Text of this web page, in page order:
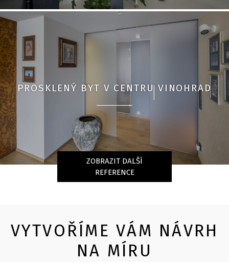
PROSKLENÝ BYT V CENTRU VINOHRAD
ZOBRAZIT DALŠÍ
REFERENCE
VYTVOŘÍME VÁM NÁVRH
NA MÍRU